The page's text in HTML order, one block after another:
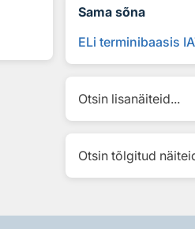
Sama sõna
ELi terminibaasis
Otsin lisanäiteid...
Otsin tõlgitud